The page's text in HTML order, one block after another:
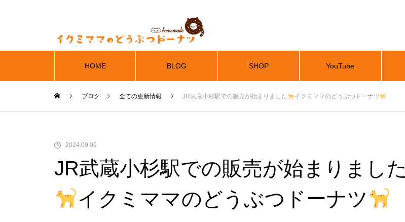
HOME BLOG SHOP YouTube
ブログ 全ての更新情報 JR武蔵小杉駅での販売が始まりました イクミママのどうぶつドーナツ
2024.09.09
JR武蔵小杉駅での販売が始まりました
イクミママのどうぶつドーナツ